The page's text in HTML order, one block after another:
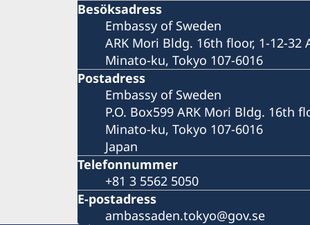
Besöksadress
Embassy of Sweden
ARK Mori Bldg. 16th floor, 1-12-32
Minato-ku, Tokyo 107-6016
Postadress
Embassy of Sweden
P.O. Box599 ARK Mori Bldg. 16th
Minato-ku, Tokyo 107-6016
Japan
Telefonnummer
+81 3 5562 5050
E-postadress
ambassaden.tokyo@gov.se